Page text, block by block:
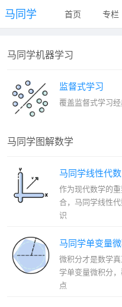
马同学 首页 专栏
马同学机器学习
监督式学习
覆盖监督式学习
马同学图解数学
马同学线性代数
作为现代数学的
合，马同学线性
识
马同学单变量
微积分才是数学
学单变量微积分
点